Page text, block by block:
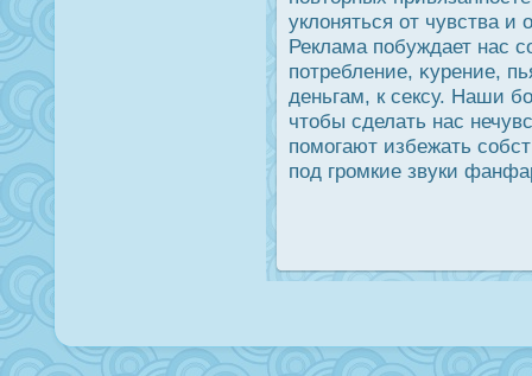
уклоняться от чувства и
Реклама побуждает нас
потребление, κурение,
деньгам, к сексу. Наши
чтобы сделать нас
помогают избежать
под грοмкие звуки